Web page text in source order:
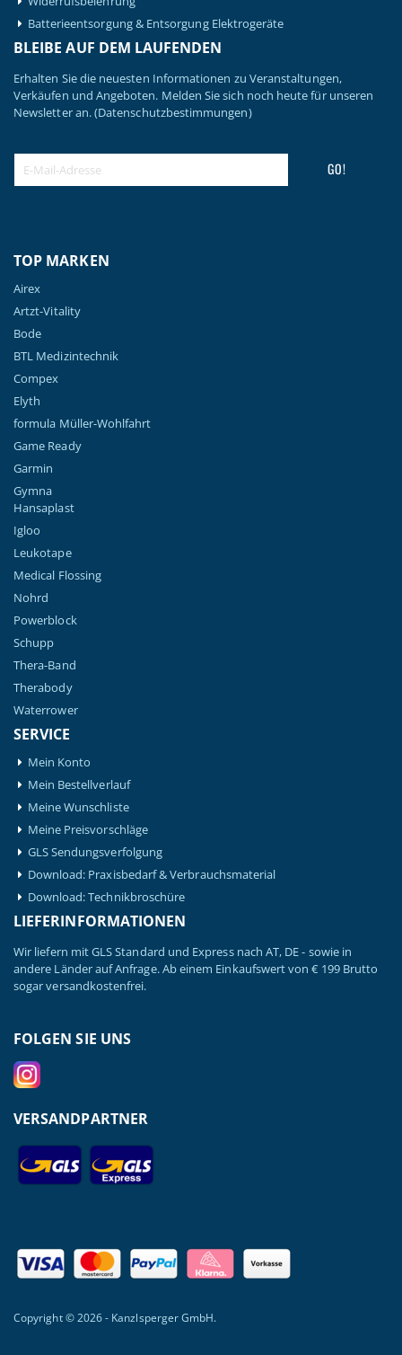
Batterieentsorgung & Entsorgung Elektrogeräte
BLEIBE AUF DEM LAUFENDEN
Erhalten Sie die neuesten Informationen zu Veranstaltungen,
Verkäufen und Angeboten. Melden Sie sich noch heute für unseren
Newsletter an.(Datenschutzbestimmungen)
GO!
TOP MARKEN
Airex
Artzt-Vitality
Bode
BTL Medizintechnik
Compex
Elyth
formula Müller-Wohlfahrt
Game Ready
Garmin
Gymna
Hansaplast
Igloo
Leukotape
Medical Flossing
Nohrd
Powerblock
Schupp
Thera-Band
Therabody
Waterrower
SERVICE
Mein Konto
Mein Bestellverlauf
Meine Wunschliste
Meine Preisvorschläge
GLS Sendungsverfolgung
Download: Praxisbedarf & Verbrauchsmaterial
Download: Technikbroschüre
LIEFERINFORMATIONEN
Wir liefern mit GLS Standard und Express nach AT, DE - sowie in
andere Länder auf Anfrage. Ab einem Einkaufswert von € 199 Brutto
sogar versandkostenfrei.
FOLGEN SIE UNS
VERSANDPARTNER
Copyright © 2026 - Kanzlsperger GmbH.